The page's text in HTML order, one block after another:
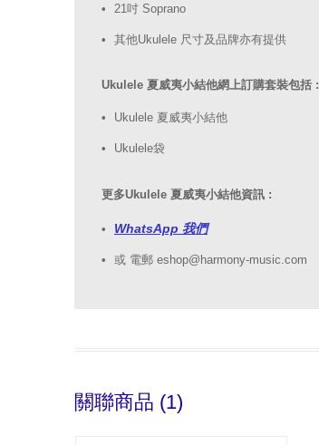
21吋 Soprano
其他Ukulele 尺寸及品牌亦有提供
Ukulele 夏威夷小結他網上訂購套裝包括 :
Ukulele 夏威夷小結他
Ukulele袋
更多Ukulele 夏威夷小結他資訊 :
WhatsApp 我們
或 電郵 eshop@harmony-music.com
關聯商品 (1)